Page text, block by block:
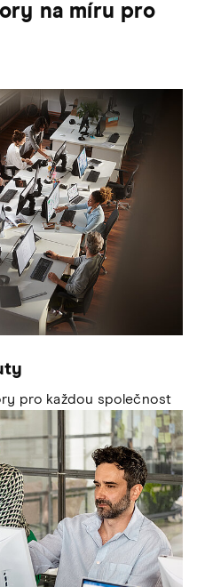
na míru pro
pro každou společnost